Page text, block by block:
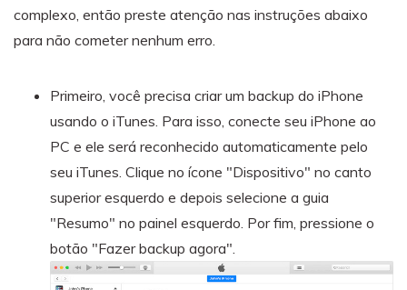
complexo, então preste atenção nas instruções abaixo
para não cometer nenhum erro.
Primeiro, você precisa criar um backup do iPhone
usando o iTunes. Para isso, conecte seu iPhone ao
PC e ele será reconhecido automaticamente pelo
seu iTunes. Clique no ícone "Dispositivo" no canto
superior esquerdo e depois selecione a guia
"Resumo" no painel esquerdo. Por fim, pressione o
botão "Fazer backup agora".